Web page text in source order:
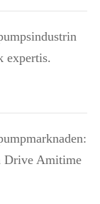
expertis.
Drive Amitime